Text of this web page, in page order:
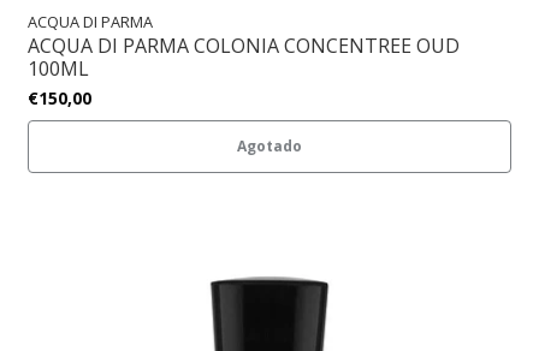
ACQUA DI PARMA
ACQUA DI PARMA COLONIA CONCENTREE OUD
100ML
€150,00
Agotado